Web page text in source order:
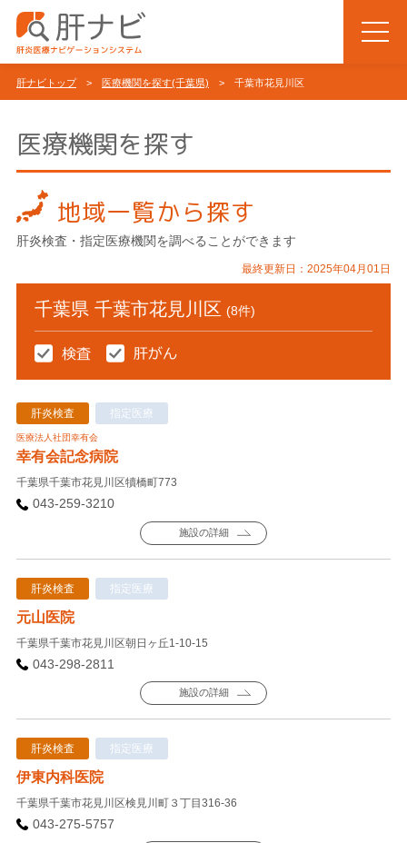
肝ナビトップ> 医療機関を探す(千葉県) > 千葉市花見川区
医療機関を探す
地域一覧から探す
肝炎検査・指定医療機関を調べることができます
最終更新日：2025年04月01日
千葉県 千葉市花見川区 (8件)
肝炎検査 指定医療
医療法人社団幸有会
幸有会記念病院
千葉県千葉市花見川区犢橋町773
043-259-3210
施設の詳細
肝炎検査 指定医療
元山医院
千葉県千葉市花見川区朝日ヶ丘1-10-15
043-298-2811
施設の詳細
肝炎検査 指定医療
伊東内科医院
千葉県千葉市花見川区検見川町３丁目316-36
043-275-5757